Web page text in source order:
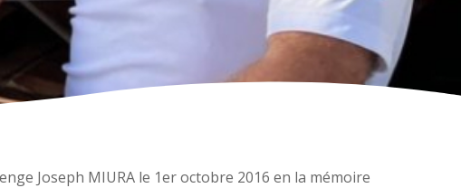
Joseph MIURA le 1er octobre 2016 en la mémoire